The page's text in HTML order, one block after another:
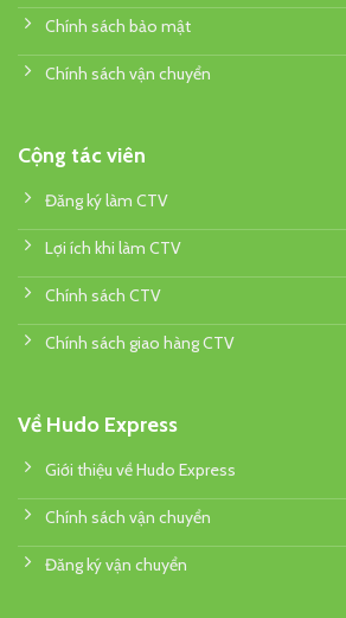
Chính sách bảo mật
Chính sách vận chuyển
Cộng tác viên
Đăng ký làm CTV
Lợi ích khi làm CTV
Chính sách CTV
Chính sách giao hàng CTV
Về Hudo Express
Giới thiệu về Hudo Express
Chính sách vận chuyển
Đăng ký vận chuyển